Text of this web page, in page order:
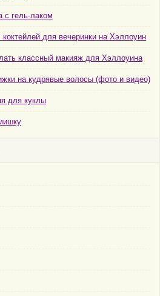
с гель-лаком
коктейлей для вечеринки на Хэллоуин
классный макияж для Хэллоуина
на кудрявые волосы (фото и видео)
для куклы